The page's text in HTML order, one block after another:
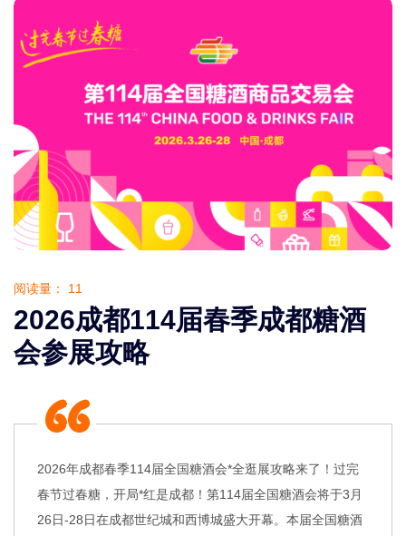
阅读量： 11
2026成都114届春季成都糖酒
会参展攻略
2026年成都春季114届全国糖酒会*全逛展攻略来了！过完
春节过春糖，开局*红是成都！第114届全国糖酒会将于3月
26日-28日在成都世纪城和西博城盛大开幕。本届全国糖酒